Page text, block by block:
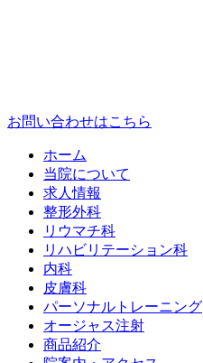
お問い合わせはこちら
ホーム
当院について
求人情報
整形外科
リウマチ科
リハビリテーション科
内科
皮膚科
パーソナルトレーニング
オージャス注射
商品紹介